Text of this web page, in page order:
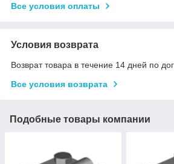
Все условия оплаты
Условия возврата
Возврат товара в течение 14 дней по
Все условия возврата
Подобные товары компании